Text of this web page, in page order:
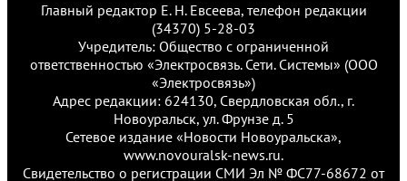
Главный редактор Е. Н. Евсеева, телефон редакции
(34370) 5-28-03
Учредитель: Общество с ограниченной
ответственностью «Электросвязь. Сети. Системы» (ООО
«Электросвязь»)
Адрес редакции: 624130, Свердловская обл., г.
Новоуральск, ул. Фрунзе д. 5
Сетевое издание «Новости Новоуральска»,
www.novouralsk-news.ru.
Свидетельство о регистрации СМИ Эл № ФС77-68672 от